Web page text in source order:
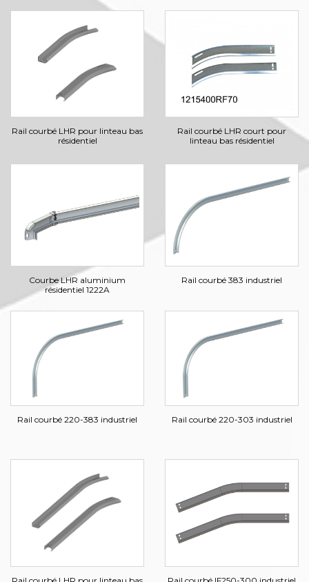
Rail courbé LHR pour linteau bas
résidentiel
Rail courbé LHR court pour
linteau bas résidentiel
Courbe LHR aluminium
résidentiel 1222A
Rail courbé 383 industriel
Rail courbé 220-383 industriel Rail courbé 220-303 industriel